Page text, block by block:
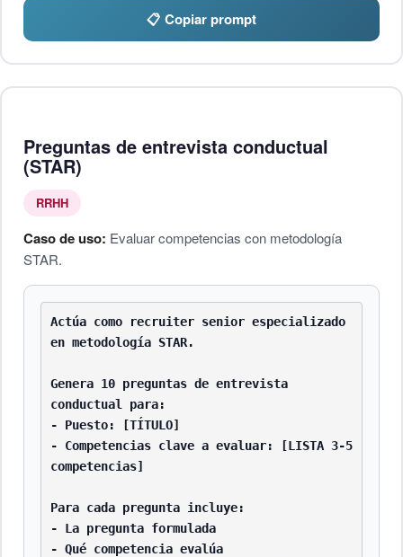
📋 Copiar prompt
Preguntas de entrevista conductual
(STAR)
RRHH
Caso de uso: Evaluar competencias con metodología
STAR.
Actúa como recruiter senior especializado
en metodología STAR.
Genera 10 preguntas de entrevista
conductual para:
- Puesto: [TÍTULO]
- Competencias clave a evaluar: [LISTA 3-5
competencias]
Para cada pregunta incluye:
- La pregunta formulada
- Qué competencia evalúa